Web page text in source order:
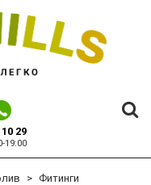
29
19:00
Фитинги